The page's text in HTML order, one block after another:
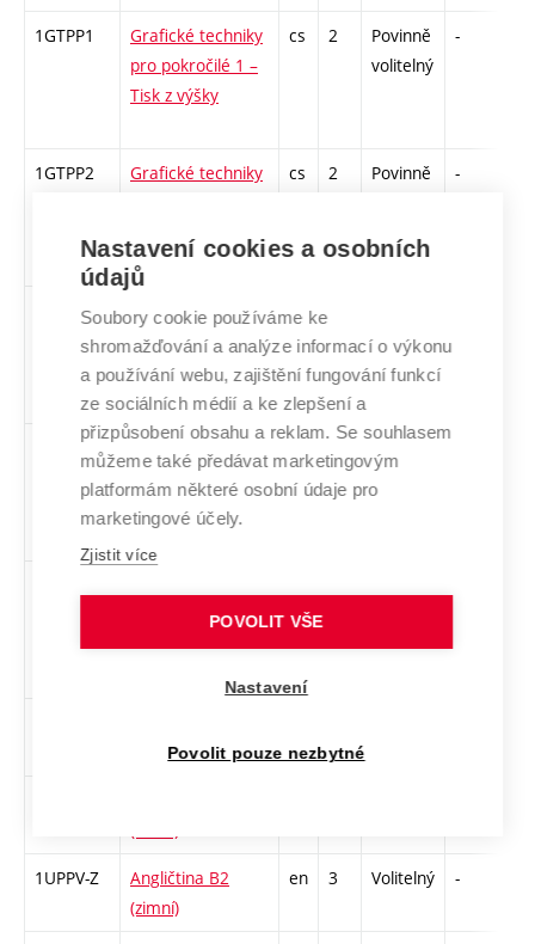
1GTPP1
Grafické techniky
pro pokročilé 1 –
Tisk z výšky
cs 2
Povinně
volitelný
-
1GTPP2
Grafické techniky
cs 2
Povinně
-
KLHU1 Klubová hudba 1 cs
volitelný
experimentální
hudba
volitelný
Laserové a CNC
technologie
(zimní)
1UPPV-Z
Angličtina B2
(zimní)
en 3 Volitelný -
Nastavení cookies a osobních
údajů
Soubory cookie používáme ke
shromažďování a analýze informací o výkonu
a používání webu, zajištění fungování funkcí
ze sociálních médií a ke zlepšení a
přizpůsobení obsahu a reklam. Se souhlasem
můžeme také předávat marketingovým
platformám některé osobní údaje pro
marketingové účely.
Zjistit více
POVOLIT VŠE
Nastavení
Povolit pouze nezbytné